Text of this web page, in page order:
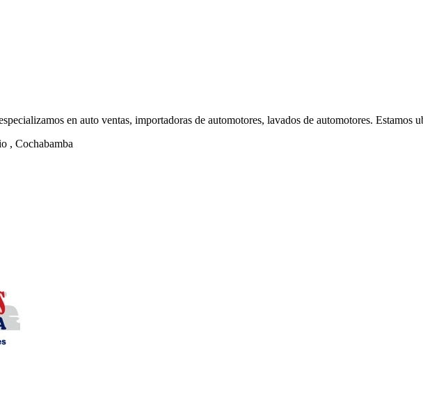
en auto ventas, importadoras de automotores, lavados de automotores. Estamos
, Cochabamba